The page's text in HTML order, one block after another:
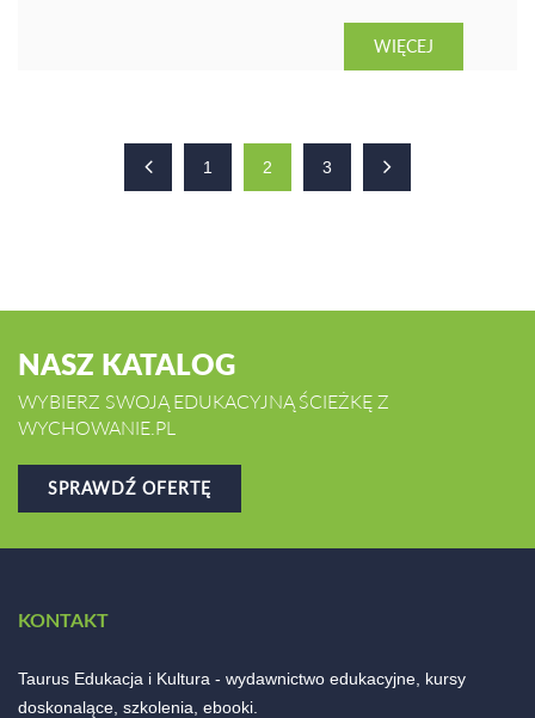
WIĘCEJ
1 2 3
NASZ KATALOG
WYBIERZ SWOJĄ EDUKACYJNĄ ŚCIEŻKĘ Z
WYCHOWANIE.PL
SPRAWDŹ OFERTĘ
KONTAKT
Taurus Edukacja i Kultura - wydawnictwo edukacyjne, kursy
doskonalące, szkolenia, ebooki.